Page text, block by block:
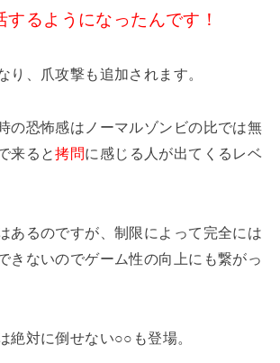
するようになったんです！
り、爪攻撃も追加されます。
の恐怖感はノーマルゾンビの比では無
来ると拷問に感じる人が出てくるレベ
あるのですが、制限によって完全には
きないのでゲーム性の向上にも繋がっ
絶対に倒せない○○も登場。